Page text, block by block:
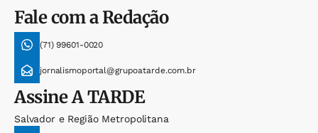
Fale com a Redação
(71) 99601-0020
jornalismoportal@grupoatarde.com.br
AssineA TARDE
Salvador e Região Metropolitana